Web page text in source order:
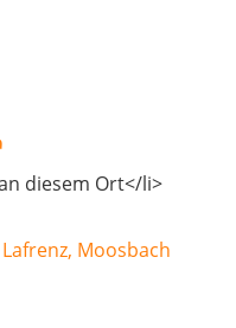
diesem Ort</li>
Moosbach